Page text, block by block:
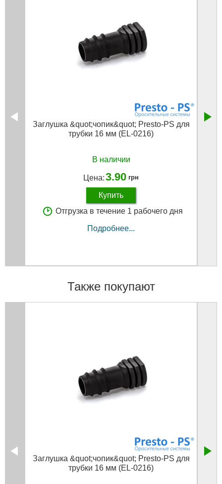
Заглушка &quot;чопик&quot; Presto-PS для
трубки 16 мм (EL-0216)
В наличии
Цена:3.90 грн
Купить
Отгрузка в течение 1 рабочего дня
Подробнее...
Также покупают
Заглушка &quot;чопик&quot; Presto-PS для
трубки 16 мм (EL-0216)